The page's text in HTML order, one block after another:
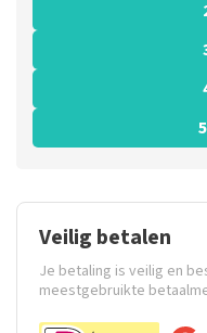
Veilig betalen
Je betaling is veilig en
meestgebruikte